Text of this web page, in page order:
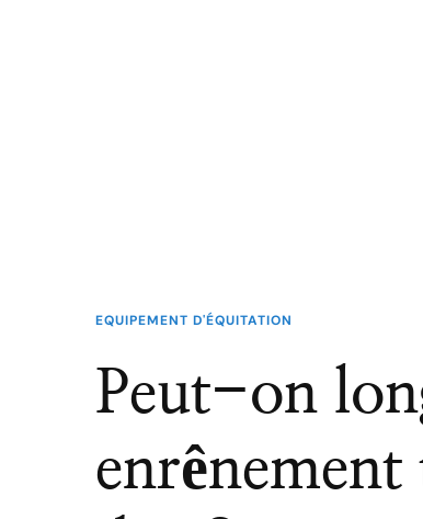
EQUIPEMENT D'ÉQUITATION
Peut-on
enrênement